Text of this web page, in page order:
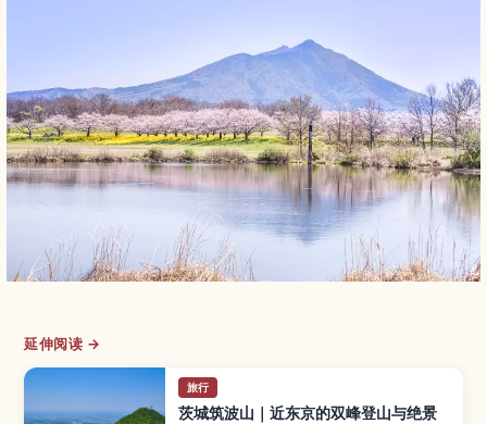
延伸阅读 →
旅行
茨城筑波山｜近东京的双峰登山与绝景